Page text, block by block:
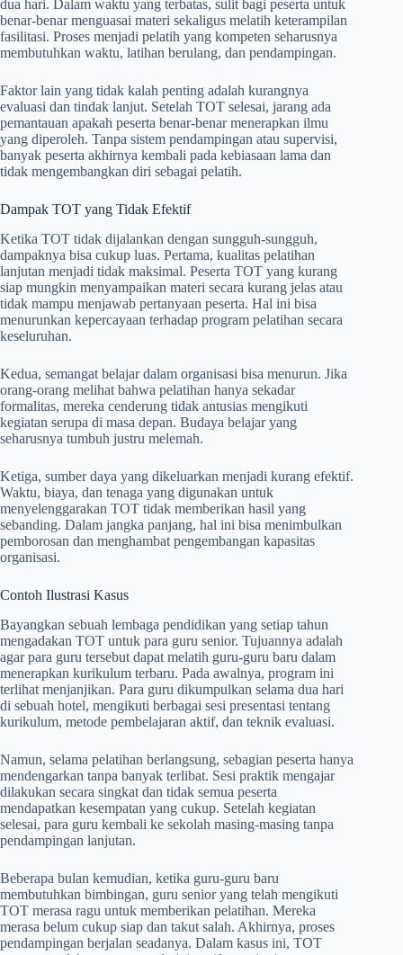
dua hari. Dalam waktu yang terbatas, sulit bagi peserta untuk
benar-benar menguasai materi sekaligus melatih keterampilan
fasilitasi. Proses menjadi pelatih yang kompeten seharusnya
membutuhkan waktu, latihan berulang, dan pendampingan.
Faktor lain yang tidak kalah penting adalah kurangnya
evaluasi dan tindak lanjut. Setelah TOT selesai, jarang ada
pemantauan apakah peserta benar-benar menerapkan ilmu
yang diperoleh. Tanpa sistem pendampingan atau supervisi,
banyak peserta akhirnya kembali pada kebiasaan lama dan
tidak mengembangkan diri sebagai pelatih.
Dampak TOT yang Tidak Efektif
Ketika TOT tidak dijalankan dengan sungguh-sungguh,
dampaknya bisa cukup luas. Pertama, kualitas pelatihan
lanjutan menjadi tidak maksimal. Peserta TOT yang kurang
siap mungkin menyampaikan materi secara kurang jelas atau
tidak mampu menjawab pertanyaan peserta. Hal ini bisa
menurunkan kepercayaan terhadap program pelatihan secara
keseluruhan.
Kedua, semangat belajar dalam organisasi bisa menurun. Jika
orang-orang melihat bahwa pelatihan hanya sekadar
formalitas, mereka cenderung tidak antusias mengikuti
kegiatan serupa di masa depan. Budaya belajar yang
seharusnya tumbuh justru melemah.
Ketiga, sumber daya yang dikeluarkan menjadi kurang efektif.
Waktu, biaya, dan tenaga yang digunakan untuk
menyelenggarakan TOT tidak memberikan hasil yang
sebanding. Dalam jangka panjang, hal ini bisa menimbulkan
pemborosan dan menghambat pengembangan kapasitas
organisasi.
Contoh Ilustrasi Kasus
Bayangkan sebuah lembaga pendidikan yang setiap tahun
mengadakan TOT untuk para guru senior. Tujuannya adalah
agar para guru tersebut dapat melatih guru-guru baru dalam
menerapkan kurikulum terbaru. Pada awalnya, program ini
terlihat menjanjikan. Para guru dikumpulkan selama dua hari
di sebuah hotel, mengikuti berbagai sesi presentasi tentang
kurikulum, metode pembelajaran aktif, dan teknik evaluasi.
Namun, selama pelatihan berlangsung, sebagian peserta hanya
mendengarkan tanpa banyak terlibat. Sesi praktik mengajar
dilakukan secara singkat dan tidak semua peserta
mendapatkan kesempatan yang cukup. Setelah kegiatan
selesai, para guru kembali ke sekolah masing-masing tanpa
pendampingan lanjutan.
Beberapa bulan kemudian, ketika guru-guru baru
membutuhkan bimbingan, guru senior yang telah mengikuti
TOT merasa ragu untuk memberikan pelatihan. Mereka
merasa belum cukup siap dan takut salah. Akhirnya, proses
pendampingan berjalan seadanya. Dalam kasus ini, TOT